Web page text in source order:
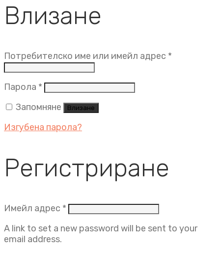
Влизане
Потребителско име или имейл адрес *
Парола * Задължително
Запомняне
Влизане
Изгубена парола?
Регистриране
Имейл адрес * Задължително
A link to set a new password will be sent to your
email address.